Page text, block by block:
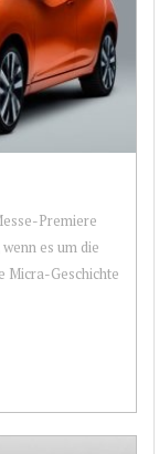
Premiere
es um die
Micra-Geschichte